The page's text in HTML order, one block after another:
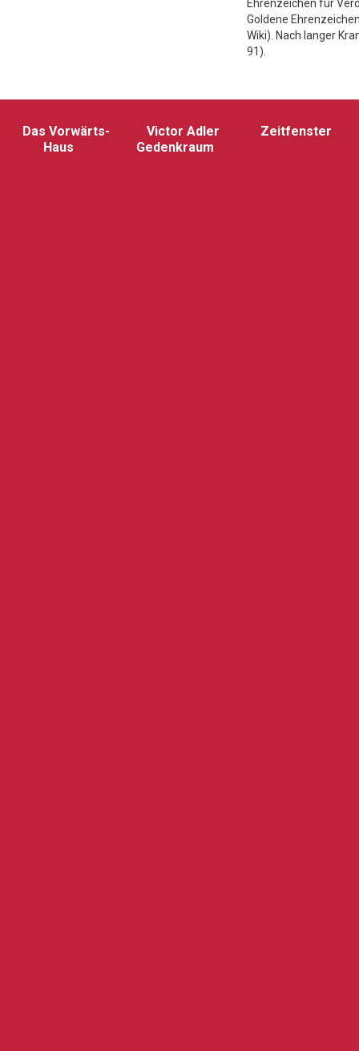
Ehrenzeichen für
Goldene
Wiki). Nach langer
91).
Das Vorwärts-
Haus
Victor Adler
Gedenkraum
Zeitfenster